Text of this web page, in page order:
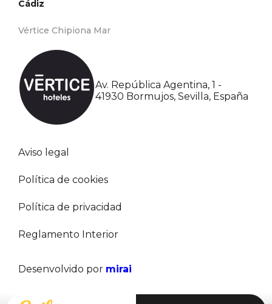
Cádiz
Vértice Chipiona Mar
Av. República Agentina, 1 -
41930 Bormujos, Sevilla, España
Aviso legal
Política de cookies
Política de privacidad
Reglamento Interior
Desenvolvido por mirai